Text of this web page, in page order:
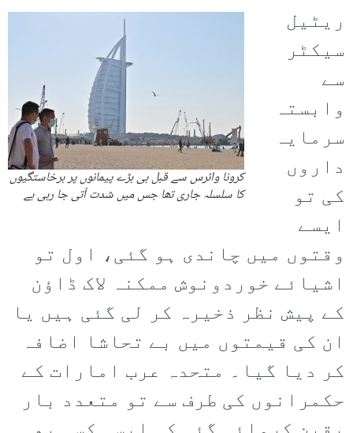
کرونا وائرس سے قبل ہی بڑے پیمانوں پر برخاستگیوں
کا سلسلہ جاری تھا جس میں شدت آتی جا رہی ہے
ریٹیل
سیکٹر
سے
وابستہ
سرمایہ
داروں
کی تو
ایسے
وقتوں میں چاندی ہو گئی، اول تو
اشیائے خوردونوش ممکنہ لاک ڈاؤن
کے پیش نظر ذخیرہ کر لی گئی ہیں یا
ان کی قیمتوں میں بے تحاشا اضافہ
کر دیا گیا۔ متحدہ عرب امارات کے
حکمرانوں کی طرف سے تو متعدد بار